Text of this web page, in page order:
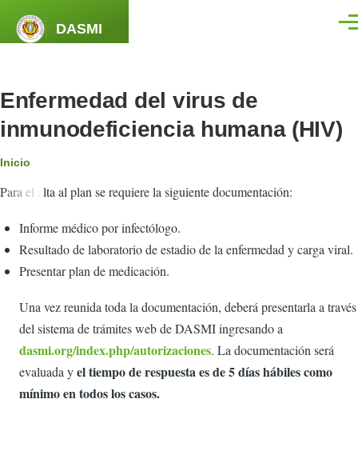
DASMI
Enfermedad del virus de
inmunodeficiencia humana (HIV)
Ruta
de
navegación
Inicio
Para el alta al plan se requiere la siguiente documentación:
Informe médico por infectólogo.
Resultado de laboratorio de estadio de la enfermedad y carga viral.
Presentar plan de medicación.
Una vez reunida toda la documentación, deberá presentarla a través
del sistema de trámites web de DASMI ingresando a
dasmi.org/index.php/autorizaciones. La documentación será
evaluada yel tiempo de respuesta es de 5 días hábiles como
mínimo en todos los casos.